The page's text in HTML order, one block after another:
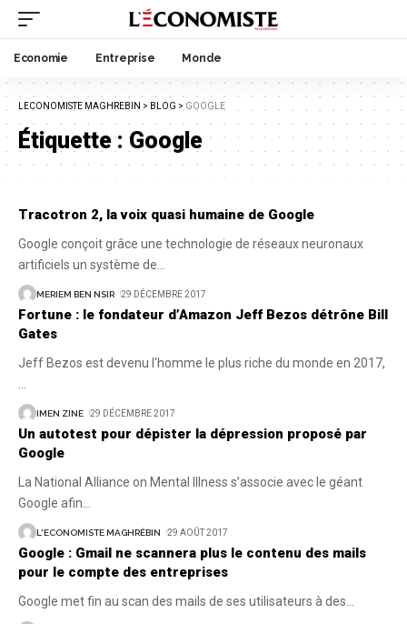
Economie Entreprise Monde
LECONOMISTE MAGHREBIN > BLOG > GOOGLE
Étiquette :Google
Tracotron 2, la voix quasi humaine de Google
Google conçoit grâce une technologie de réseaux neuronaux
artificiels un système de
MERIEM BEN NSIR 29 DÉCEMBRE 2017
Fortune : le fondateur d’Amazon Jeff Bezos détrône Bill
Gates
Jeff Bezos est devenu l'homme le plus riche du monde en 2017,
IMEN ZINE 29 DÉCEMBRE 2017
Un autotest pour dépister la dépression proposé par
Google
La National Alliance on Mental Illness s’associe avec le géant
Google afin
L'ECONOMISTE MAGHRÉBIN 29 AOÛT 2017
Google : Gmail ne scannera plus le contenu des mails
pour le compte des entreprises
Google met fin au scan des mails de ses utilisateurs à des